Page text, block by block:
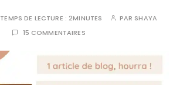
TEMPS DE LECTURE :2MINUTES PAR SHAYA
15 COMMENTAIRES